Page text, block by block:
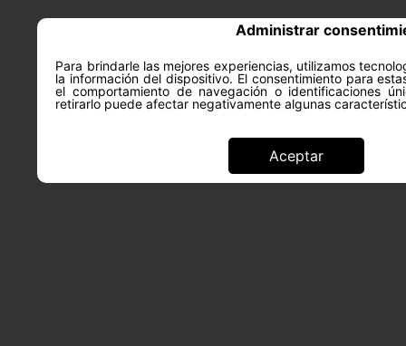
Administrar
Para brindarle las mejores experiencias, utilizamos
la información del dispositivo. El consentimiento para
el comportamiento de navegación o identificaciones
retirarlo puede afectar negativamente algunas
Aceptar